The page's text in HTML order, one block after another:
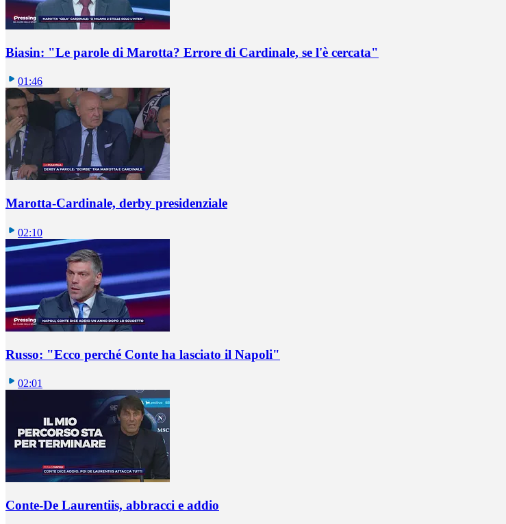
Biasin: "Le parole di Marotta? Errore di Cardinale, se l'è cercata"
01:46
Marotta-Cardinale, derby presidenziale
02:10
Russo: "Ecco perché Conte ha lasciato il Napoli"
02:01
Conte-De Laurentiis, abbracci e addio